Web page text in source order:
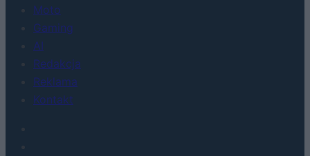
Moto
Gaming
AI
Redakcja
Reklama
Kontakt